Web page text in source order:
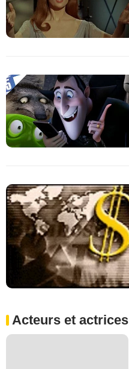
Acteurs et actrices